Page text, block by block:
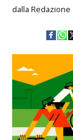
dalla Redazione